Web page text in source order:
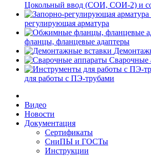
Цокольный ввод (СОИ, СОИ-2) и
регулирующая арматура
фланцы, фланцевые адаптеры
Сварочные
для работы с ПЭ-трубами
Видео
Новости
Документация
Сертификаты
СниПЫ и ГОСТы
Инструкции